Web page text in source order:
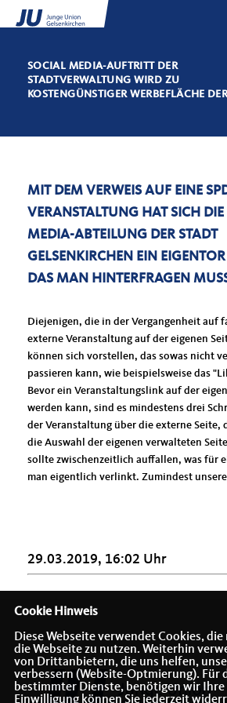
SOCIAL MEDIA-AUFTRITT DER
STADTVERWALTUNG WIRD ZU
KOSTENGÜNSTIGER WERBEFLÄCHE
MIT DEM VERWEIS AUF EINE
VERANSTALTUNG HAT SICH
MEDIA-ABTEILUNG DER STADT
GELSENKIRCHEN EIN
DAS MAN HINTERFRAGEN
Diejenigen, die in der Vergangenheit auf
externe Veranstaltung auf der eigenen
können sich vorstellen, das sowas nicht
passieren kann, wie beispielsweise das
Bevor ein Veranstaltungslink auf der
werden kann, sind es mindestens drei
der Veranstaltung über die externe Seite,
die Auswahl der eigenen verwalteten
sollte zwischenzeitlich auffallen, was für
man eigentlich verlinkt. Zumindest
29.03.2019, 16:02 Uhr
Cookie Hinweis
Diese Webseite verwendet Cookies,
die Webseite zu nutzen. Weiterhin
von Drittanbietern, die uns helfen,
verbessern (Website-Optmierung). Für
bestimmter Dienste, benötigen wir
Einwilligung können Sie jederzeit